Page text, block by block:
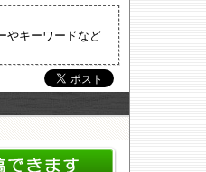
やキーワードなど